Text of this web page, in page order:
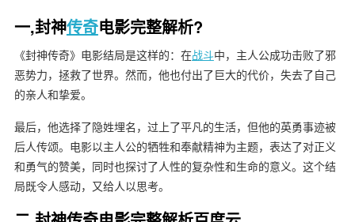
一,封神传奇电影完整解析?
《封神传奇》电影结局是这样的：在战斗中，主人公成功击败了邪
恶势力，拯救了世界。然而，他也付出了巨大的代价，失去了自己
的亲人和挚爱。
最后，他选择了隐姓埋名，过上了平凡的生活，但他的英勇事迹被
后人传颂。电影以主人公的牺牲和奉献精神为主题，表达了对正义
和勇气的赞美，同时也探讨了人性的复杂性和生命的意义。这个结
局既令人感动，又给人以思考。